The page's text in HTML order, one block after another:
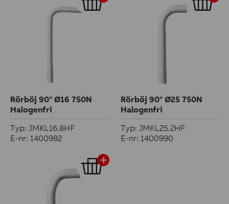
Rörböj 90° Ø16 750N
Halogenfri
Typ: JMKL16.8HF
E-nr: 1400982
Rörböj 90° Ø25 750N
Halogenfri
Typ: JMKL25.2HF
E-nr: 1400990